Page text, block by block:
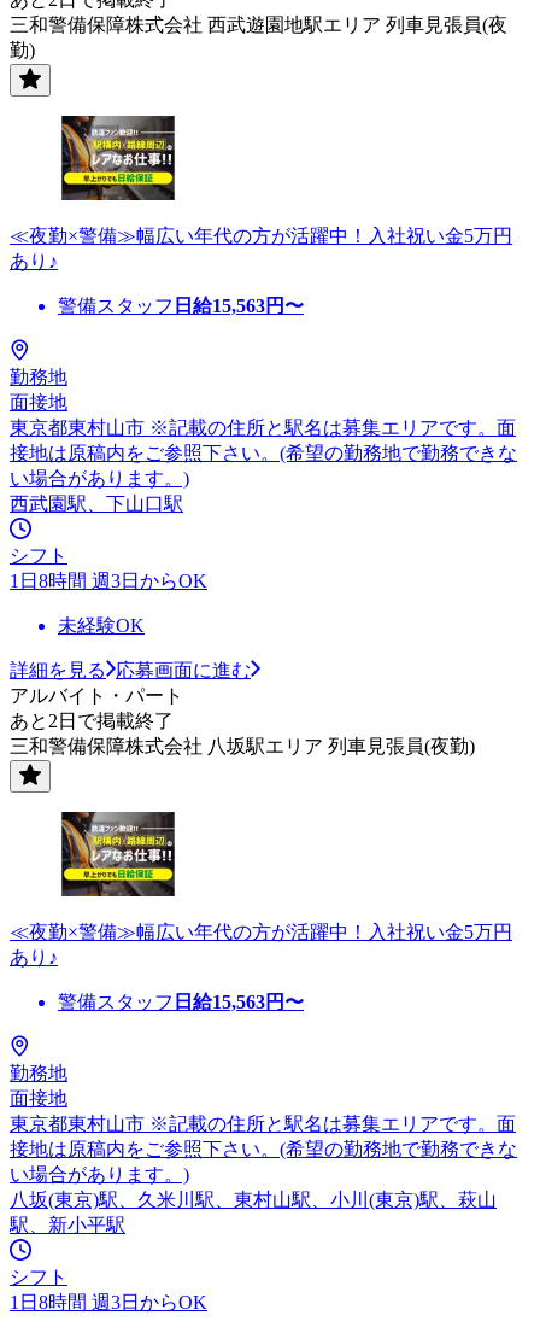
三和警備保障株式会社 西武遊園地駅エリア 列車見張員(夜
勤)
≪夜勤×警備≫幅広い年代の方が活躍中！入社祝い金5万円
あり♪
警備スタッフ 日給15,563円〜
勤務地
面接地
東京都東村山市 ※記載の住所と駅名は募集エリアです。面
接地は原稿内をご参照下さい。(希望の勤務地で勤務できな
い場合があります。)
西武園駅、下山口駅
シフト
1日8時間 週3日からOK
未経験OK
詳細を見る
応募画面に進む
アルバイト・パート
あと2日で掲載終了
三和警備保障株式会社 八坂駅エリア 列車見張員(夜勤)
≪夜勤×警備≫幅広い年代の方が活躍中！入社祝い金5万円
あり♪
警備スタッフ 日給15,563円〜
勤務地
面接地
東京都東村山市 ※記載の住所と駅名は募集エリアです。面
接地は原稿内をご参照下さい。(希望の勤務地で勤務できな
い場合があります。)
八坂(東京)駅、久米川駅、東村山駅、小川(東京)駅、萩山
駅、新小平駅
シフト
1日8時間 週3日からOK